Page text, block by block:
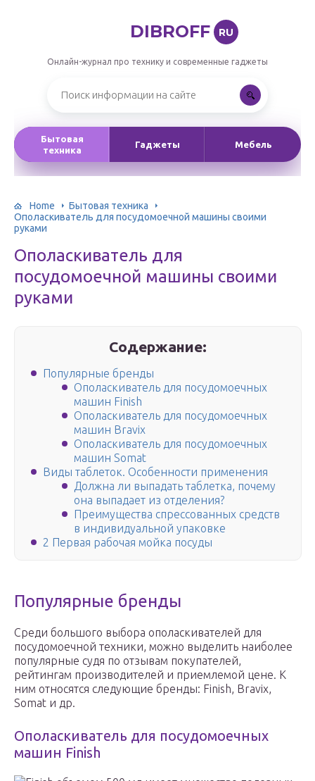
DIBROFF RU
Онлайн-журнал про технику и современные гаджеты
Бытовая
техника
Гаджеты Мебель
Home
Бытовая техника
Ополаскиватель для посудомоечной машины своими
руками
Ополаскиватель для
посудомоечной машины своими
руками
Содержание:
Популярные бренды
Ополаскиватель для посудомоечных
машин Finish
Ополаскиватель для посудомоечных
машин Bravix
Ополаскиватель для посудомоечных
машин Somat
Виды таблеток. Особенности применения
Должна ли выпадать таблетка, почему
она выпадает из отделения?
Преимущества спрессованных средств
в индивидуальной упаковке
2 Первая рабочая мойка посуды
Популярные бренды
Среди большого выбора ополаскивателей для
посудомоечной техники, можно выделить наиболее
популярные судя по отзывам покупателей,
рейтингам производителей и приемлемой цене. К
ним относятся следующие бренды: Finish, Bravix,
Somat и др.
Ополаскиватель для посудомоечных
машин Finish